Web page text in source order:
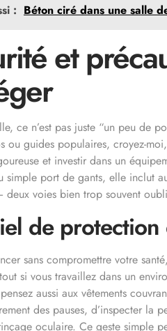
: Béton ciré dans une salle
et
ce n’est pas juste “un peu de
ou guides populaires, croyez-
et investir dans un
simple port de gants, elle inclut
deux voies bien trop souvent
de
sans compromettre votre
si vous travaillez dans un
aussi aux vêtements
des pauses, d’inspecter la
oculaire. Ce geste simple